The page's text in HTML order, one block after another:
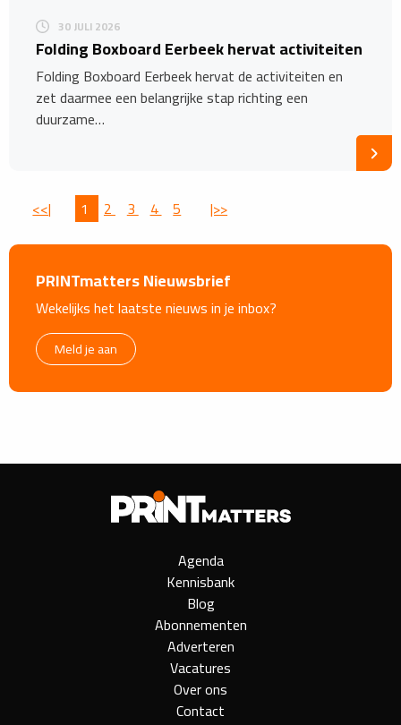
30 JULI 2026
Folding Boxboard Eerbeek hervat activiteiten
Folding Boxboard Eerbeek hervat de activiteiten en
zet daarmee een belangrijke stap richting een
duurzame…
<<| 1 2 3 4 5 |>>
PRINTmatters Nieuwsbrief
Wekelijks het laatste nieuws in je inbox?
Meld je aan
Agenda
Kennisbank
Blog
Abonnementen
Adverteren
Vacatures
Over ons
Contact